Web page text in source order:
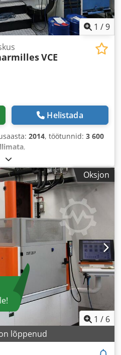
1 /9
VCE
Helistada
2014, töötunnid: 3 600
,
Oksjon
1 / 6
lõppenud